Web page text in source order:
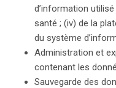
d’information
santé ; (iv) de la
du système
Administration et
contenant les
Sauvegarde des